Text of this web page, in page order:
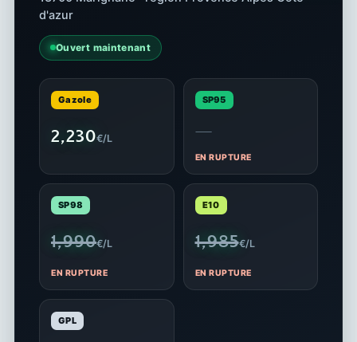
d'azur
Ouvert maintenant
Gazole
2,230€/L
SP95
—
EN RUPTURE
SP98
1,990€/L
EN RUPTURE
E10
1,985€/L
EN RUPTURE
GPL